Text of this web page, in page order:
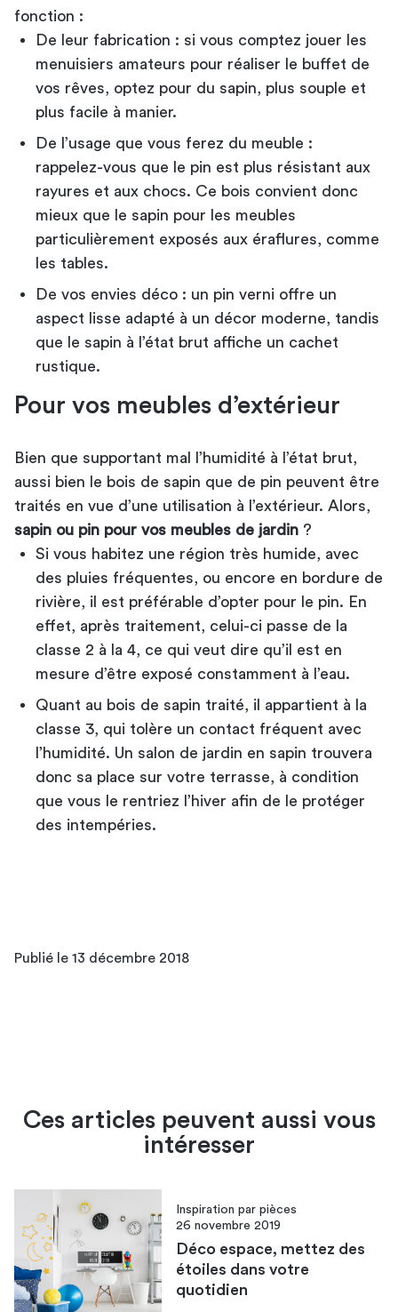
fonction :
De leur fabrication : si vous comptez jouer les
menuisiers amateurs pour réaliser le buffet de
vos rêves, optez pour du sapin, plus souple et
plus facile à manier.
De l’usage que vous ferez du meuble :
rappelez-vous que le pin est plus résistant aux
rayures et aux chocs. Ce bois convient donc
mieux que le sapin pour les meubles
particulièrement exposés aux éraflures, comme
les tables.
De vos envies déco : un pin verni offre un
aspect lisse adapté à un décor moderne, tandis
que le sapin à l’état brut affiche un cachet
rustique.
Pour vos meubles d’extérieur
Bien que supportant mal l’humidité à l’état brut,
aussi bien le bois de sapin que de pin peuvent être
traités en vue d’une utilisation à l’extérieur. Alors,
sapin ou pin pour vos meubles de jardin ?
Si vous habitez une région très humide, avec
des pluies fréquentes, ou encore en bordure de
rivière, il est préférable d’opter pour le pin. En
effet, après traitement, celui-ci passe de la
classe 2 à la 4, ce qui veut dire qu’il est en
mesure d’être exposé constamment à l’eau.
Quant au bois de sapin traité, il appartient à la
classe 3, qui tolère un contact fréquent avec
l’humidité. Un salon de jardin en sapin trouvera
donc sa place sur votre terrasse, à condition
que vous le rentriez l’hiver afin de le protéger
des intempéries.
Publié le 13 décembre 2018
Ces articles peuvent aussi vous
intéresser
Inspiration par pièces
26 novembre 2019
Déco espace, mettez des
étoiles dans votre
quotidien